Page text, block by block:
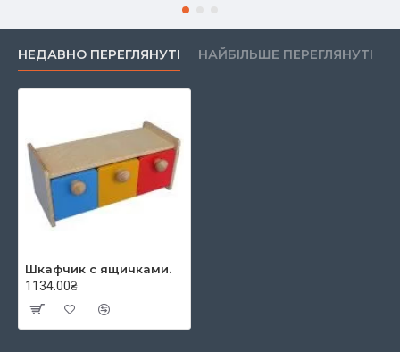
НЕДАВНО ПЕРЕГЛЯНУТІ НАЙБІЛЬШЕ ПЕРЕГЛЯНУТІ
Шкафчик с ящичками.
1134.00₴